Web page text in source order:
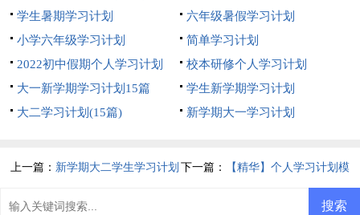
学生暑期学习计划
六年级暑假学习计划
小学六年级学习计划
简单学习计划
2022初中假期个人学习计划
校本研修个人学习计划
大一新学期学习计划15篇
学生新学期学习计划
大二学习计划(15篇)
新学期大一学习计划
上一篇： 新学期大二学生学习计划 下一篇： 【精华】个人学习计划模